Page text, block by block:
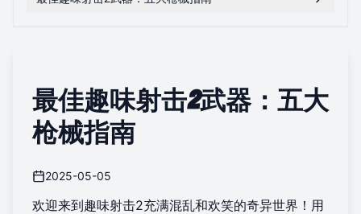
最佳趣味射击2武器：五大
枪械指南
2025-05-05
欢迎来到趣味射击2充满混乱和欢笑的奇异世界！用